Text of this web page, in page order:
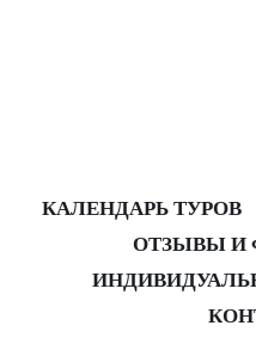
КАЛЕНДАРЬ ТУРОВ
ОТЗЫВЫ И